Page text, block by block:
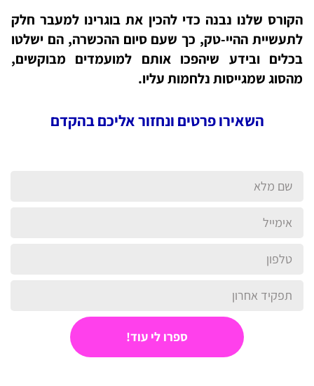
הקורס שלנו נבנה כדי להכין את בוגרינו למעבר חלק
לתעשיית ההיי-טק, כך שעם סיום ההכשרה, הם ישלטו
בכלים ובידע שיהפכו אותם למועמדים מבוקשים,
מהסוג שמגייסות נלחמות עליו.
השאירו פרטים ונחזור אליכם בהקדם
ספרו לי עוד!